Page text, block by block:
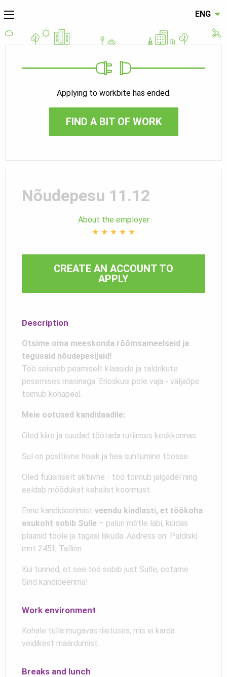
ENG
Applying to workbite has ended.
FIND A BIT OF WORK
Nõudepesu 11.12
About the employer
★ ★ ★ ★ ★
CREATE AN ACCOUNT TO
APPLY
Description
Otsime oma meeskonda rõõmsameelseid ja
tegusaid nõudepesijaid!
Töö seisneb peamiselt klaaside ja taldrikute
pesemises masinaga. Erioskusi pole vaja - väljaõpe
toimub kohapeal.
Meie ootused kandidaadile:
Oled kiire ja suudad töötada rutiinses keskkonnas.
Sul on positiivne hoiak ja hea suhtumine töösse.
Oled füüsiliselt aktiivne - töö toimub jalgadel ning
eeldab mõõdukat kehalist koormust.
Enne kandideerimist veendu kindlasti, et töökoha
asukoht sobib Sulle – palun mõtle läbi, kuidas
plaanid tööle ja tagasi liikuda. Aadress on: Paldiski
mnt 245f, Tallinn
Kui tunned, et see töö sobib just Sulle, ootame
Sind kandideerima!
Work environment
Kohale tulla mugavas riietuses, mis ei karda
veidikest määrdumist.
Breaks and lunch